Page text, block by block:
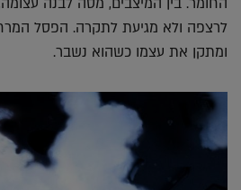
לרצפה ולא מגיעת לתקרה. הפסל
ומתקן את עצמו כשהוא נשבר.